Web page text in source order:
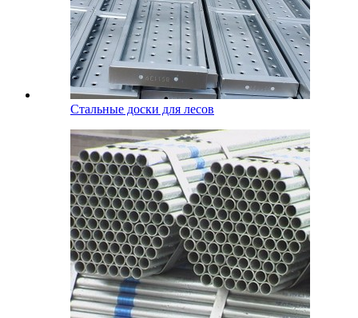
Стальные доски для лесов